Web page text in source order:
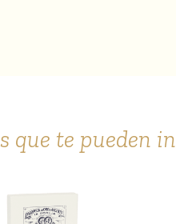
que te pueden